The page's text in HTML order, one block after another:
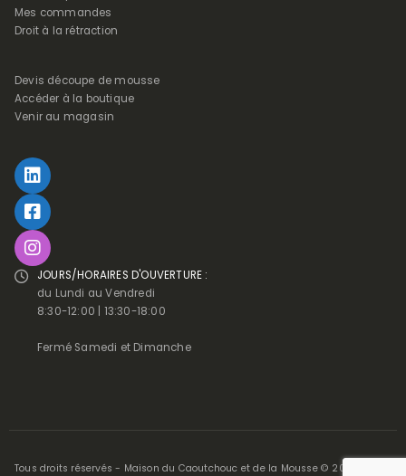
Mes commandes
Droit à la rétraction
Devis découpe de mousse
Accéder à la boutique
Venir au magasin
JOURS/HORAIRES D'OUVERTURE :
du Lundi au Vendredi
8:30-12:00 | 13:30-18:00
Fermé Samedi et Dimanche
Tous droits réservés - Maison du Caoutchouc et de la Mousse © 2025